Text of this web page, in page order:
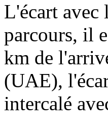
L'écart avec
parcours, il
km de
(UAE),
intercalé